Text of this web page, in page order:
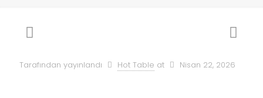
Tarafından yayınlandı Hot Table at Nisan 22, 2026